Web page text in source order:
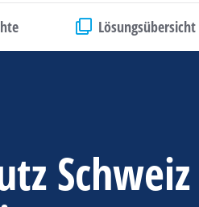
Lösungsübersicht
Schweiz